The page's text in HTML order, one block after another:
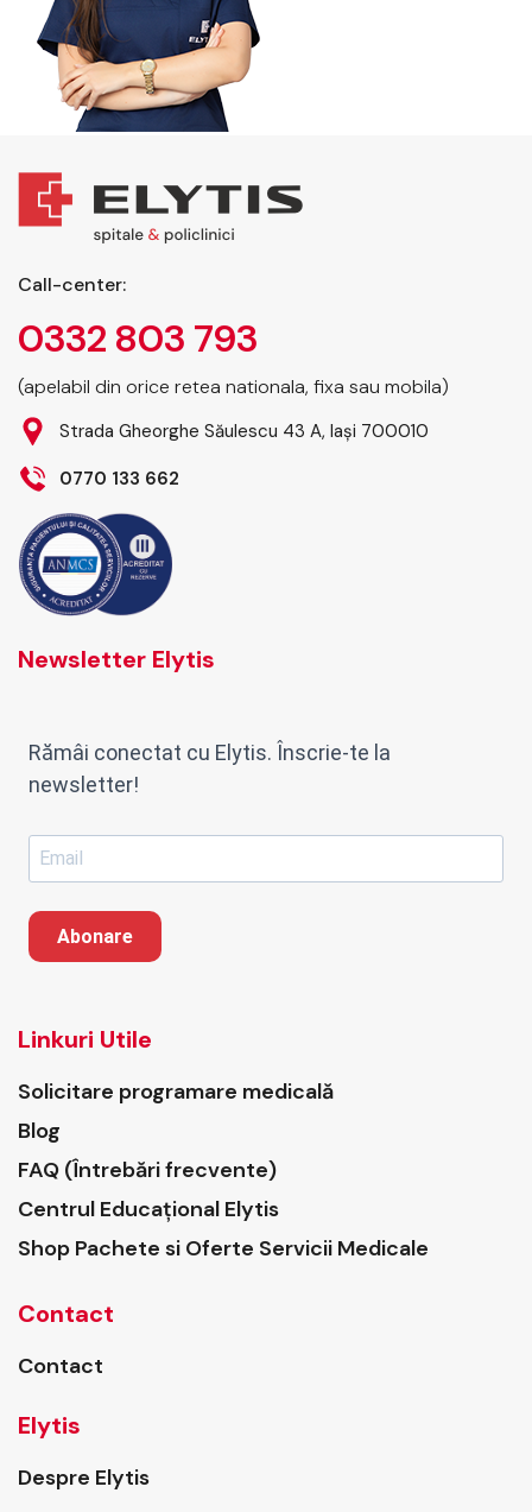
Call-center:
0332 803 793
(apelabil din orice retea nationala, fixa sau mobila)
Strada Gheorghe Săulescu 43 A, Iași 700010
0770 133 662
Newsletter Elytis
Rămâi conectat cu Elytis. Înscrie-te la
newsletter!
Abonare
Linkuri Utile
Solicitare programare medicală
Blog
FAQ (Întrebări frecvente)
Centrul Educațional Elytis
Shop Pachete si Oferte Servicii Medicale
Contact
Contact
Elytis
Despre Elytis